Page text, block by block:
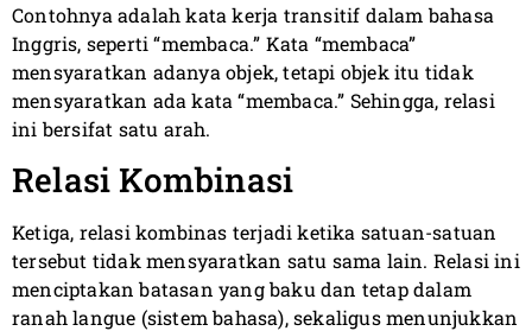
Contohnya adalah kata kerja transitif dalam bahasa
Inggris, seperti “membaca.” Kata “membaca”
mensyaratkan adanya objek, tetapi objek itu tidak
mensyaratkan ada kata “membaca.” Sehingga, relasi
ini bersifat satu arah.
Relasi Kombinasi
Ketiga, relasi kombinas terjadi ketika satuan-satuan
tersebut tidak mensyaratkan satu sama lain. Relasi ini
menciptakan batasan yang baku dan tetap dalam
ranah langue (sistem bahasa), sekaligus menunjukkan